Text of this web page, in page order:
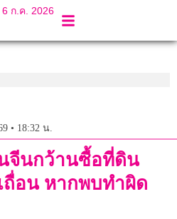
6 ก.ค. 2026
• 18:32 น.
จีนกว้านซื้อที่ดิน
ถื่อน หากพบทำผิด